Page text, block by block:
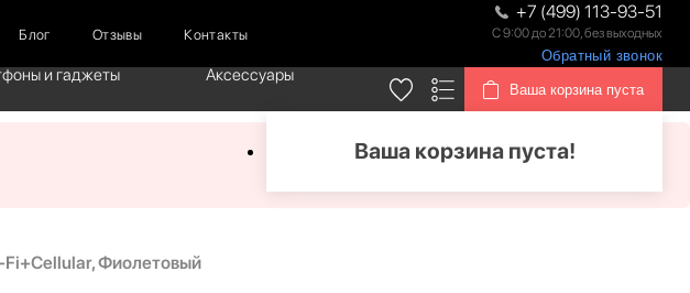
Блог Отзывы Контакты
+7 (499) 113-93-51
С 9:00 до 21:00, без выходных
Обратный звонок
и гаджеты
Аксессуары
Ваша корзина пуста
Ваша корзина пуста!
Fi+Cellular, Фиолетовый